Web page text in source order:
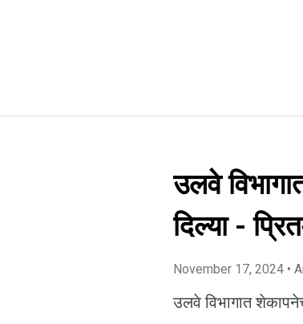
उलवे
दिल्या -
November 17, 2024 •
उलवे विभागात